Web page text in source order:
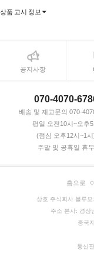
상품 고시 정보
공지사항
070-4070-
배송 및 재고문의 070-
평일 오전10시~오후5
(점심 오후12시~1시
주말 및 공휴일 휴무
홈으로
상호 주식회사 블루
주소 본사: 경상
중국
통신